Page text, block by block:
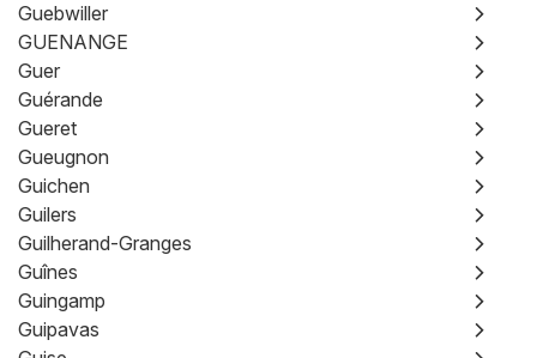
Guebwiller
GUENANGE
Guer
Guérande
Gueret
Gueugnon
Guichen
Guilers
Guilherand-Granges
Guînes
Guingamp
Guipavas